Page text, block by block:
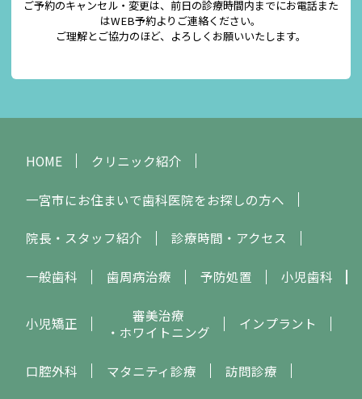
ご予約のキャンセル・変更は、前日の診療時間内までにお電話また
はWEB予約よりご連絡ください。
ご理解とご協力のほど、よろしくお願いいたします。
HOME クリニック紹介
一宮市にお住まいで歯科医院をお探しの方へ
院長・スタッフ紹介 診療時間・アクセス
一般歯科 歯周病治療 予防処置 小児歯科
小児矯正
審美治療
・ホワイトニング
インプラント
口腔外科 マタニティ診療 訪問診療